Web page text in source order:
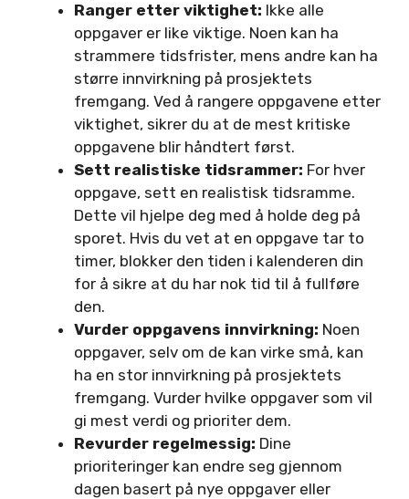
Ranger etter viktighet: Ikke alle
oppgaver er like viktige. Noen kan ha
strammere tidsfrister, mens andre kan ha
større innvirkning på prosjektets
fremgang. Ved å rangere oppgavene etter
viktighet, sikrer du at de mest kritiske
oppgavene blir håndtert først.
Sett realistiske tidsrammer: For hver
oppgave, sett en realistisk tidsramme.
Dette vil hjelpe deg med å holde deg på
sporet. Hvis du vet at en oppgave tar to
timer, blokker den tiden i kalenderen din
for å sikre at du har nok tid til å fullføre
den.
Vurder oppgavens innvirkning: Noen
oppgaver, selv om de kan virke små, kan
ha en stor innvirkning på prosjektets
fremgang. Vurder hvilke oppgaver som vil
gi mest verdi og prioriter dem.
Revurder regelmessig: Dine
prioriteringer kan endre seg gjennom
dagen basert på nye oppgaver eller